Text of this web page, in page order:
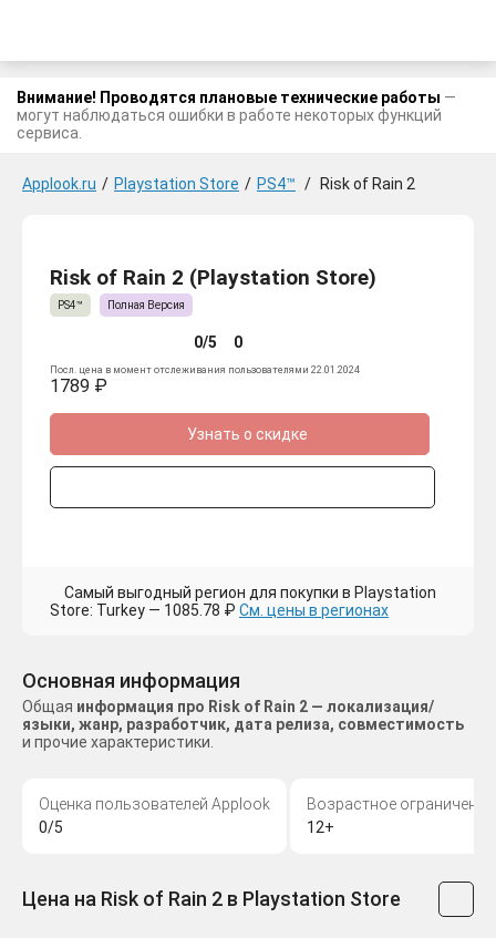
Внимание! Проводятся плановые технические работы —
могут наблюдаться ошибки в работе некоторых функций
сервиса.
Applook.ru / Playstation Store / PS4™ / Risk of Rain 2
Risk of Rain 2 (Playstation Store)
PS4™ Полная Версия
0/5 0
Посл. цена в момент отслеживания пользователями 22.01.2024
1789 ₽
Узнать о скидке
Самый выгодный регион для покупки в Playstation
Store: Turkey — 1085.78 ₽ См. цены в регионах
Основная информация
Общая информация про Risk of Rain 2 — локализация/
языки, жанр, разработчик, дата релиза, совместимость
и прочие характеристики.
Оценка пользователей Applook
0/5
Возрастное ограничение
12+
Цена на Risk of Rain 2 в Playstation Store